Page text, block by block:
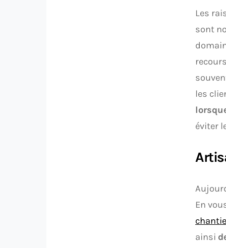
Les
sont
les
éviter
En
ainsi